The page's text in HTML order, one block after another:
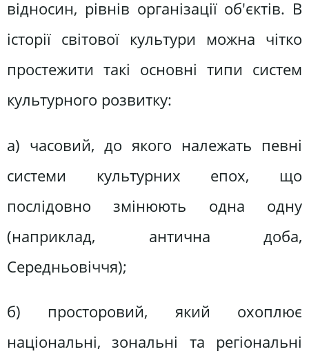
відносин, рівнів організації об'єктів. В
історії світової культури можна чітко
простежити такі основні типи систем
культурного розвитку:
а) часовий, до якого належать певні
системи культурних епох, що
послідовно змінюють одна одну
(наприклад, антична доба,
Середньовіччя);
б) просторовий, який охоплює
національні, зональні та регіональні